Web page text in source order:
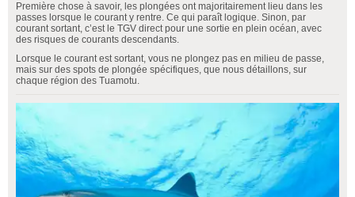
Première chose à savoir, les plongées ont majoritairement lieu dans les
passes lorsque le courant y rentre. Ce qui paraît logique. Sinon, par
courant sortant, c’est le TGV direct pour une sortie en plein océan, avec
des risques de courants descendants.
Lorsque le courant est sortant, vous ne plongez pas en milieu de passe,
mais sur des spots de plongée spécifiques, que nous détaillons, sur
chaque région des Tuamotu.